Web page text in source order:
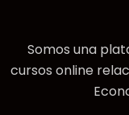
Somos una
cursos online